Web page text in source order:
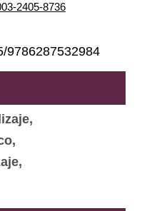
2405-8736
9786287532984